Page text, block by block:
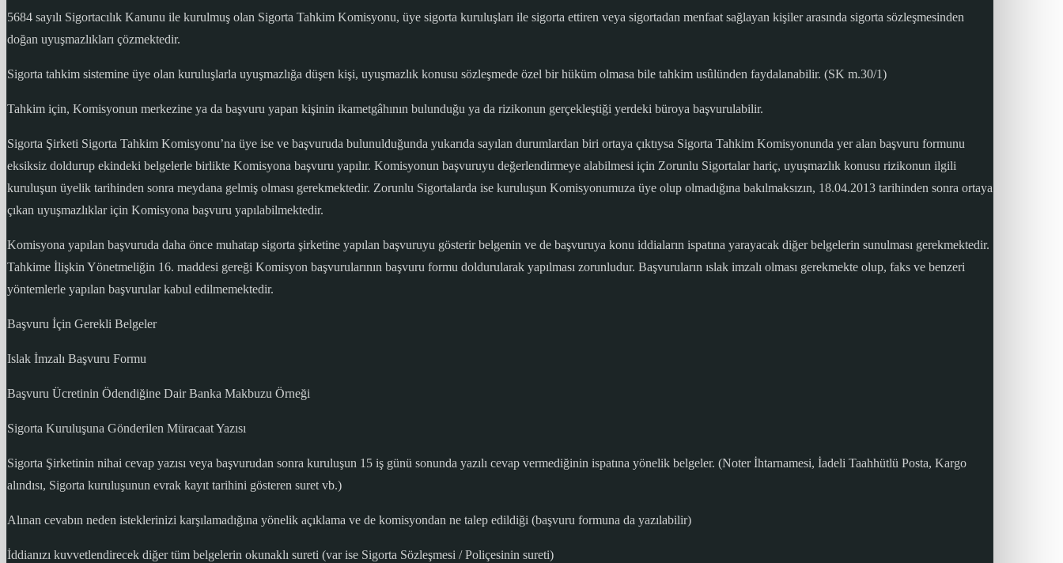
5684 sayılı Sigortacılık Kanunu ile kurulmuş olan Sigorta Tahkim Komisyonu, üye sigorta kuruluşları ile sigorta ettiren veya sigortadan menfaat sağlayan kişiler arasında sigorta sözleşmesinden
doğan uyuşmazlıkları çözmektedir.
Sigorta tahkim sistemine üye olan kuruluşlarla uyuşmazlığa düşen kişi, uyuşmazlık konusu sözleşmede özel bir hüküm olmasa bile tahkim usûlünden faydalanabilir. (SK m.30/1)
Tahkim için, Komisyonun merkezine ya da başvuru yapan kişinin ikametgâhının bulunduğu ya da rizikonun gerçekleştiği yerdeki büroya başvurulabilir.
Sigorta Şirketi Sigorta Tahkim Komisyonu’na üye ise ve başvuruda bulunulduğunda yukarıda sayılan durumlardan biri ortaya çıktıysa Sigorta Tahkim Komisyonunda yer alan başvuru formunu
eksiksiz doldurup ekindeki belgelerle birlikte Komisyona başvuru yapılır. Komisyonun başvuruyu değerlendirmeye alabilmesi için Zorunlu Sigortalar hariç, uyuşmazlık konusu rizikonun ilgili
kuruluşun üyelik tarihinden sonra meydana gelmiş olması gerekmektedir. Zorunlu Sigortalarda ise kuruluşun Komisyonumuza üye olup olmadığına bakılmaksızın, 18.04.2013 tarihinden sonra ortaya
çıkan uyuşmazlıklar için Komisyona başvuru yapılabilmektedir.
Komisyona yapılan başvuruda daha önce muhatap sigorta şirketine yapılan başvuruyu gösterir belgenin ve de başvuruya konu iddiaların ispatına yarayacak diğer belgelerin sunulması gerekmektedir.
Tahkime İlişkin Yönetmeliğin 16. maddesi gereği Komisyon başvurularının başvuru formu doldurularak yapılması zorunludur. Başvuruların ıslak imzalı olması gerekmekte olup, faks ve benzeri
yöntemlerle yapılan başvurular kabul edilmemektedir.
Başvuru İçin Gerekli Belgeler
Islak İmzalı Başvuru Formu
Başvuru Ücretinin Ödendiğine Dair Banka Makbuzu Örneği
Sigorta Kuruluşuna Gönderilen Müracaat Yazısı
Sigorta Şirketinin nihai cevap yazısı veya başvurudan sonra kuruluşun 15 iş günü sonunda yazılı cevap vermediğinin ispatına yönelik belgeler. (Noter İhtarnamesi, İadeli Taahhütlü Posta, Kargo
alındısı, Sigorta kuruluşunun evrak kayıt tarihini gösteren suret vb.)
Alınan cevabın neden isteklerinizi karşılamadığına yönelik açıklama ve de komisyondan ne talep edildiği (başvuru formuna da yazılabilir)
İddianızı kuvvetlendirecek diğer tüm belgelerin okunaklı sureti (var ise Sigorta Sözleşmesi / Poliçesinin sureti)